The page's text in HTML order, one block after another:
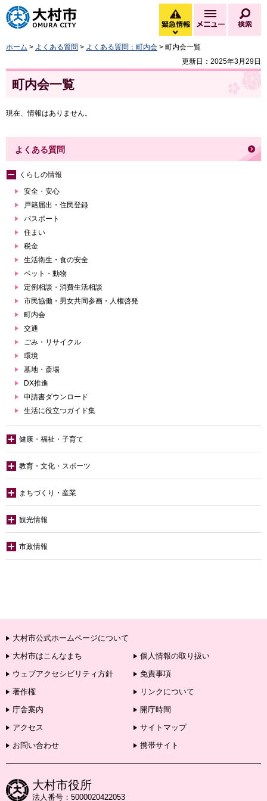
大村市
緊急情報
緊急情報を開く
メニュー
ホーム > よくある質問 > よくある質問：町内会 > 町内会一覧
更新日：2025年3月29日
町内会一覧
現在、情報はありません。
よくある質問
くらしの情報
安全・安心
戸籍届出・住民登録
パスポート
住まい
税金
生活衛生・食の安全
ペット・動物
定例相談・消費生活相談
市民協働・男女共同参画・人権啓発
町内会
交通
ごみ・リサイクル
環境
墓地・斎場
DX推進
申請書ダウンロード
生活に役立つガイド集
健康・福祉・子育て
教育・文化・スポーツ
まちづくり・産業
観光情報
市政情報
大村市公式ホームページについて
大村市はこんなまち
個人情報の取り扱い
ウェブアクセシビリティ方針
免責事項
著作権
リンクについて
庁舎案内
開庁時間
アクセス
サイトマップ
お問い合わせ
携帯サイト
大村市役所
法人番号：5000020422053